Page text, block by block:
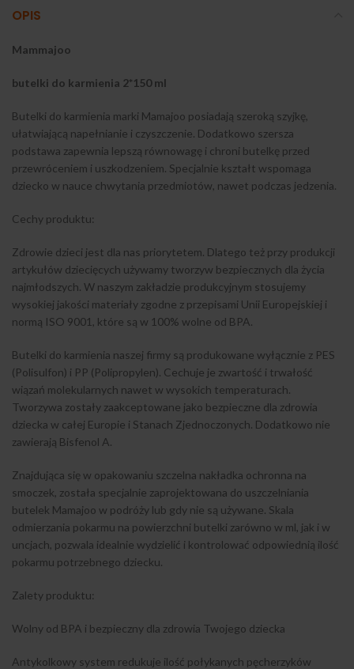
OPIS
Mammajoo
butelki do karmienia 2*150 ml
Butelki do karmienia marki Mamajoo posiadają szeroką szyjkę,
ułatwiającą napełnianie i czyszczenie. Dodatkowo szersza
podstawa zapewnia lepszą równowagę i chroni butelkę przed
przewróceniem i uszkodzeniem. Specjalnie kształt wspomaga
dziecko w nauce chwytania przedmiotów, nawet podczas jedzenia.
Cechy produktu:
Zdrowie dzieci jest dla nas priorytetem. Dlatego też przy produkcji
artykułów dziecięcych używamy tworzyw bezpiecznych dla życia
najmłodszych. W naszym zakładzie produkcyjnym stosujemy
wysokiej jakości materiały zgodne z przepisami Unii Europejskiej i
normą ISO 9001, które są w 100% wolne od BPA.
Butelki do karmienia naszej firmy są produkowane wyłącznie z PES
(Polisulfon) i PP (Polipropylen). Cechuje je zwartość i trwałość
wiązań molekularnych nawet w wysokich temperaturach.
Tworzywa zostały zaakceptowane jako bezpieczne dla zdrowia
dziecka w całej Europie i Stanach Zjednoczonych. Dodatkowo nie
zawierają Bisfenol A.
Znajdująca się w opakowaniu szczelna nakładka ochronna na
smoczek, została specjalnie zaprojektowana do uszczelniania
butelek Mamajoo w podróży lub gdy nie są używane. Skala
odmierzania pokarmu na powierzchni butelki zarówno w ml, jak i w
uncjach, pozwala idealnie wydzielić i kontrolować odpowiednią ilość
pokarmu potrzebnego dziecku.
Zalety produktu:
Wolny od BPA i bezpieczny dla zdrowia Twojego dziecka
Antykolkowy system redukuje ilość połykanych pęcherzyków